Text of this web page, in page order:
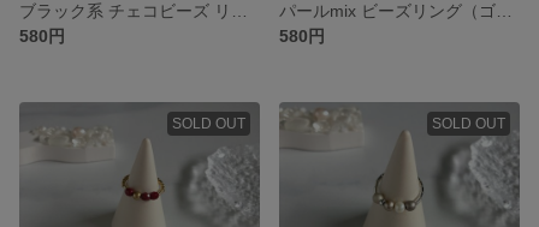
580円
580円
SOLD OUT SOLD OUT